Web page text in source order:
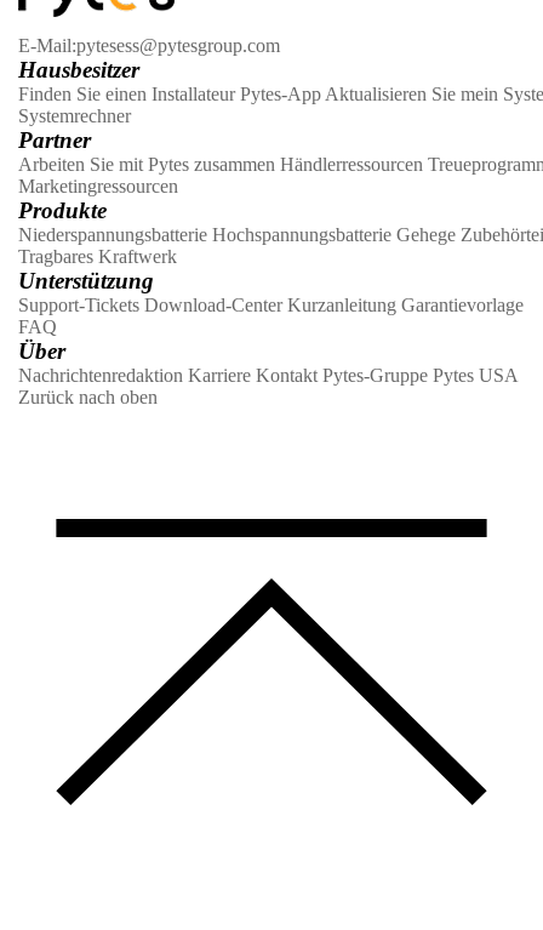
E-Mail:pytesess@pytesgroup.com
Hausbesitzer
Finden Sie einen Installateur Pytes-App Aktualisieren Sie mein
Systemrechner
Partner
Arbeiten Sie mit Pytes zusammen Händlerressourcen
Marketingressourcen
Produkte
Niederspannungsbatterie Hochspannungsbatterie Gehege
Tragbares Kraftwerk
Unterstützung
Support-Tickets Download-Center Kurzanleitung Garantievorlage
FAQ
Über
Nachrichtenredaktion Karriere Kontakt Pytes-Gruppe Pytes USA
Zurück nach oben